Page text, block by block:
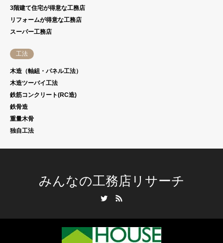
3階建て住宅が得意な工務店
リフォームが得意な工務店
スーパー工務店
工法
木造（軸組・パネル工法）
木造ツーバイ工法
鉄筋コンクリート(RC造)
鉄骨造
重量木骨
独自工法
みんなの工務店リサーチ